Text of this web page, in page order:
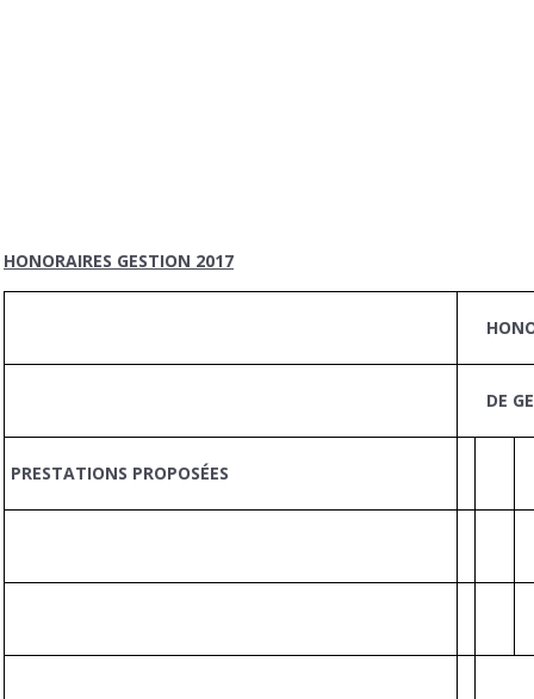
HONORAIRES GESTION 2017
DE
PRESTATIONS PROPOSÉES